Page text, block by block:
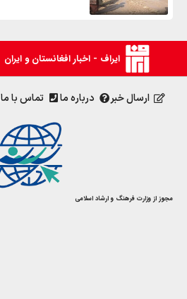
ایراف - اخبار افغانستان و ایران
ارسال خبر درباره ما تماس با ما
مجوز از وزارت فرهنگ و ارشاد اسلامی